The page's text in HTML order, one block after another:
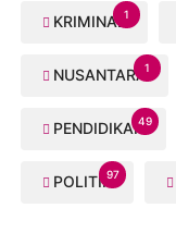
KRIMINAL1
NUSANTARA1
PENDIDIKAN49
POLITIK97